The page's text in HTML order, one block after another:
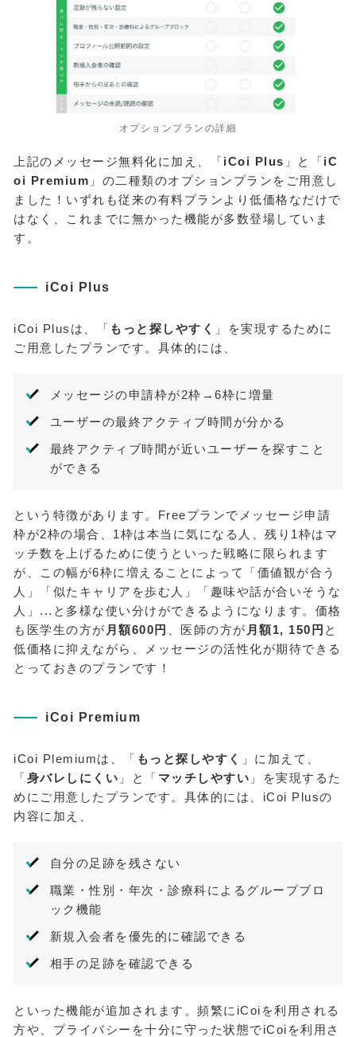
オプションプランの詳細
上記のメッセージ無料化に加え、「iCoi Plus 」と「iC
oi Premium 」の二種類のオプションプランをご用意し
ました！いずれも従来の有料プランより低価格なだけで
はなく、これまでに無かった機能が多数登場していま
す。
iCoi Plus
iCoi Plusは、「 もっと探しやすく 」を実現するために
ご用意したプランです。具体的には、
メッセージの申請枠が2枠→6枠に増量
ユーザーの最終アクティブ時間が分かる
最終アクティブ時間が近いユーザーを探すこと
ができる
という特徴があります。Freeプランでメッセージ申請
枠が2枠の場合、1枠は本当に気になる人、残り1枠はマ
ッチ数を上げるために使うといった戦略に限られます
が、この幅が6枠に増えることによって「価値観が合う
人」「似たキャリアを歩む人」「趣味や話が合いそうな
人」...と多様な使い分けができるようになります。価格
も医学生の方が 月額600円 、医師の方が 月額1, 150円 と
低価格に抑えながら、メッセージの活性化が期待できる
とっておきのプランです！
iCoi Premium
iCoi Plemiumは、「 もっと探しやすく
」に加えて、
「身バレしにくい 」と「 マッチしやすい 」を実現するた
めにご用意したプランです。具体的には、iCoi Plusの
内容に加え、
自分の足跡を残さない
職業・性別・年次・診療科によるグループブロ
ック機能
新規入会者を優先的に確認できる
相手の足跡を確認できる
といった機能が追加されます。頻繁にiCoiを利用される
方や、プライバシーを十分に守った状態でiCoiを利用さ